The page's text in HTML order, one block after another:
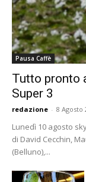
Pausa Caffè
Tutto pronto
Super 3
redazione - 8 Agosto
Lunedì 10 agosto
di David Cecchin,
(Belluno),...